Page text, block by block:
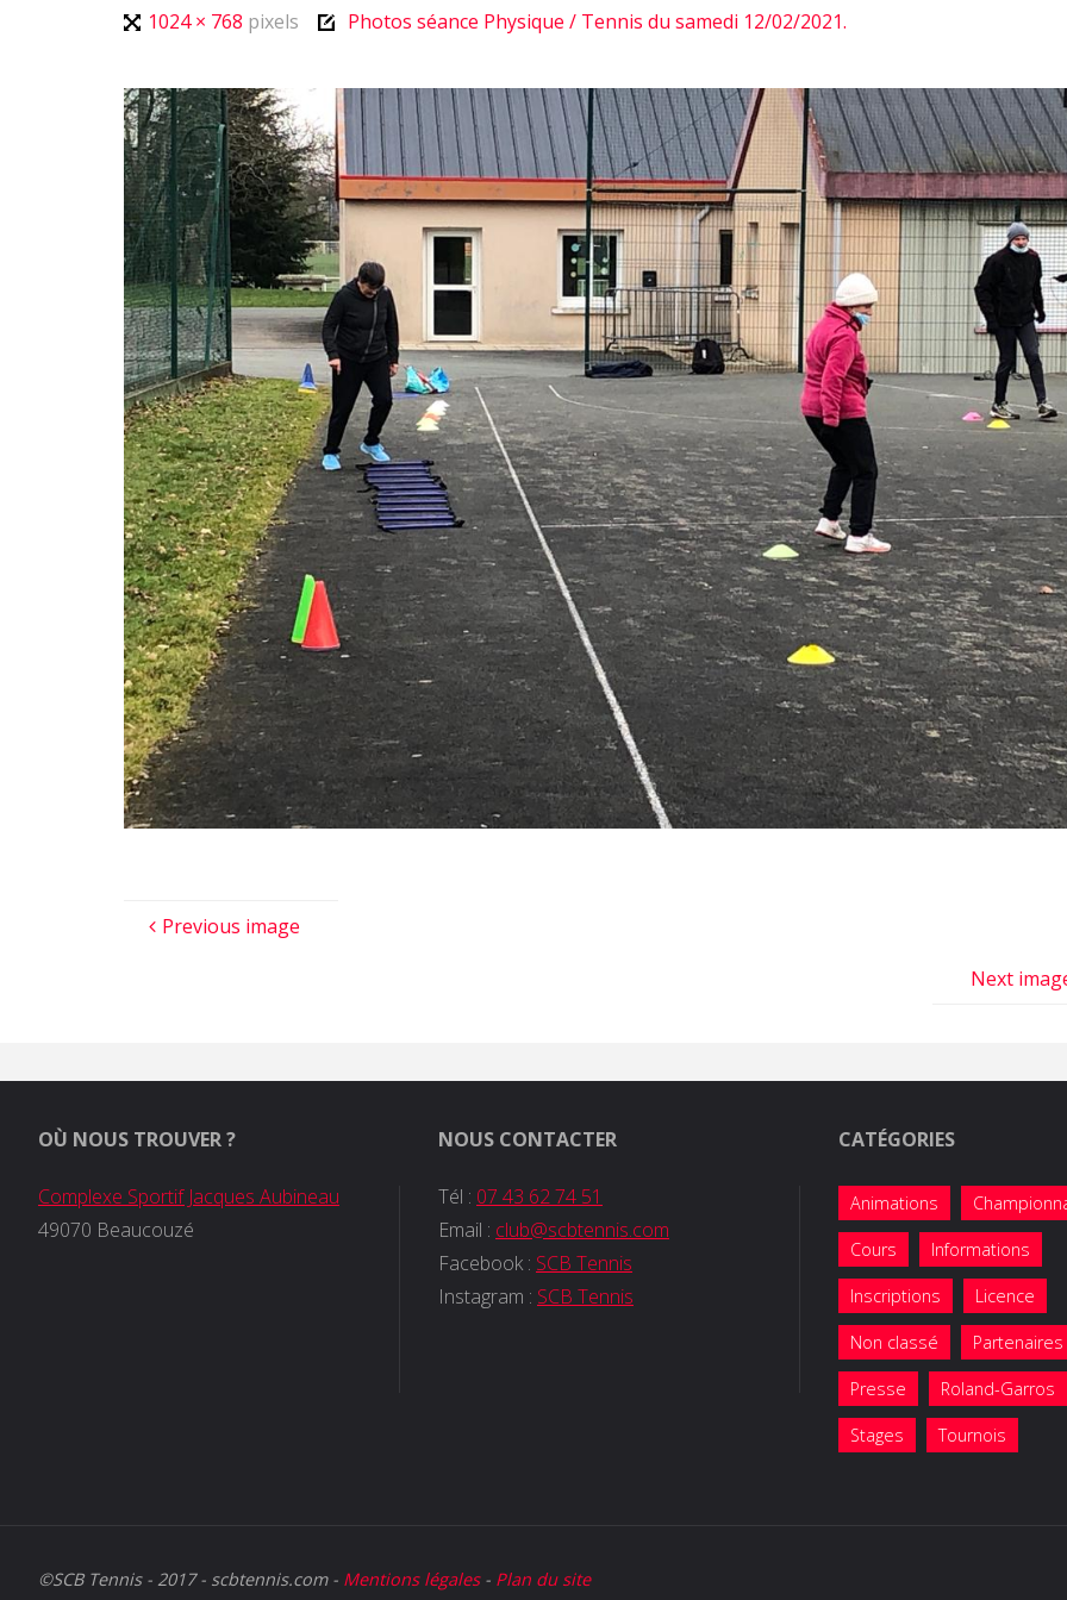
Full1024 × 768 pixels Photos séance Physique / Tennis du samedi 12/02/2021.
Previous image
Next
OÙ NOUS TROUVER ?
Complexe Sportif Jacques Aubineau
49070 Beaucouzé
NOUS CONTACTER
Tél : 07 43 62 74 51
Email : club@scbtennis.com
Facebook : SCB Tennis
Instagram : SCB Tennis
CATÉGORIES
Animations
Cours Informations
Inscriptions Licence
Non classé Partenaires
Presse Roland-Garros
Stages Tournois
©SCB Tennis - 2017 - scbtennis.com - Mentions légales- Plan du site